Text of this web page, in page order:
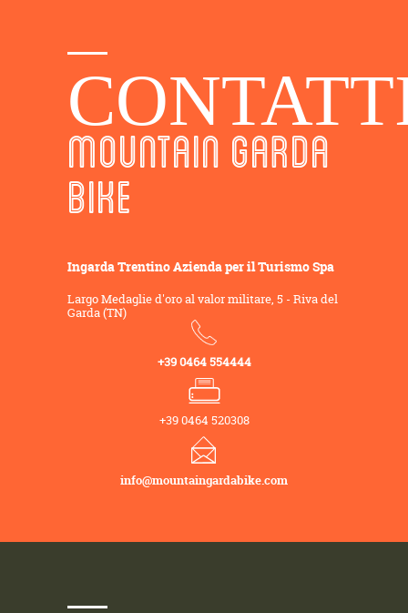
MOUNTAIN GARDA
BIKE
Ingarda Trentino Azienda per il Turismo Spa
Largo Medaglie d'oro al valor militare, 5 - Riva del
Garda (TN)
+39 0464 554444
+39 0464 520308
info@mountaingardabike.com